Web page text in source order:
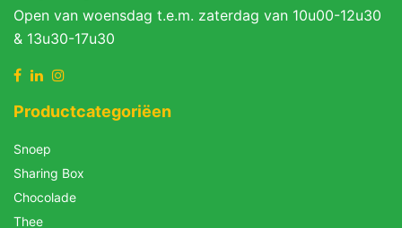
Open van woensdag t.e.m. zaterdag van 10u00-12u30
& 13u30-17u30
Productcategoriëen
Snoep
Sharing Box
Chocolade
Thee